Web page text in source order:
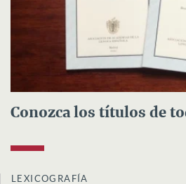
Conozca los títulos de
LEXICOGRAFÍA